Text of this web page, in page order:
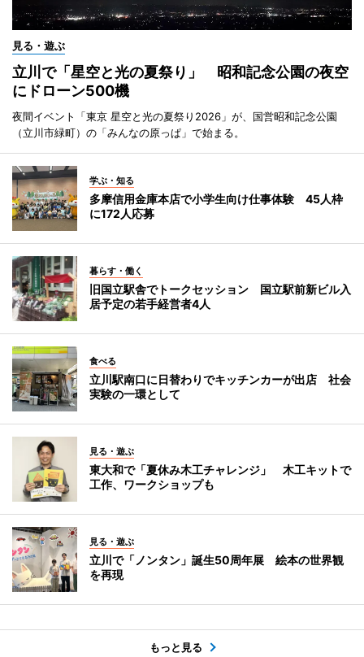
見る・遊ぶ
立川で「星空と光の夏祭り」 昭和記念公園の夜空
にドローン500機
夜間イベント「東京 星空と光の夏祭り2026」が、国営昭和記念公園
（立川市緑町）の「みんなの原っぱ」で始まる。
学ぶ・知る
多摩信用金庫本店で小学生向け仕事体験 45人枠
に172人応募
暮らす・働く
旧国立駅舎でトークセッション 国立駅前新ビル入
居予定の若手経営者4人
食べる
立川駅南口に日替わりでキッチンカーが出店 社会
実験の一環として
見る・遊ぶ
東大和で「夏休み木工チャレンジ」 木工キットで
工作、ワークショップも
見る・遊ぶ
立川で「ノンタン」誕生50周年展 絵本の世界観
を再現
もっと見る